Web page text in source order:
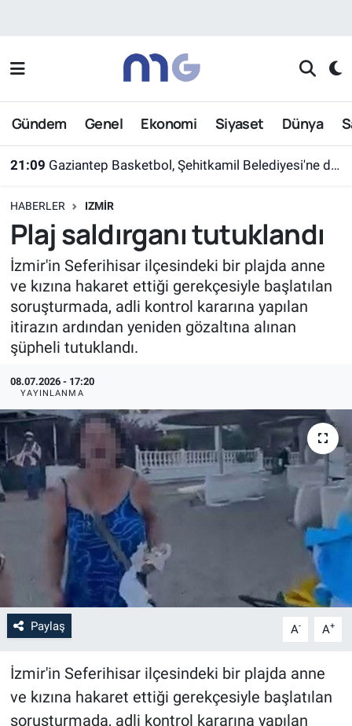
Gündem Genel Ekonomi Siyaset Dünya
21:09 Gaziantep Basketbol, Şehitkamil Belediyesi'ne devredildi
HABERLER IZMIR
Plaj saldırganı tutuklandı
İzmir'in Seferihisar ilçesindeki bir plajda anne
ve kızına hakaret ettiği gerekçesiyle başlatılan
soruşturmada, adli kontrol kararına yapılan
itirazın ardından yeniden gözaltına alınan
şüpheli tutuklandı.
08.07.2026 - 17:20
YAYINLANMA
Paylaş A- A+
İzmir'in Seferihisar ilçesindeki bir plajda anne
ve kızına hakaret ettiği gerekçesiyle başlatılan
soruşturmada, adli kontrol kararına yapılan
Nöbetçi Eczaneler
Hava Durumu
Süper Lig Puan Durumu ve Fikstür
Tüm Manşetler
Son Dakika Haberleri
Haber Arşivi